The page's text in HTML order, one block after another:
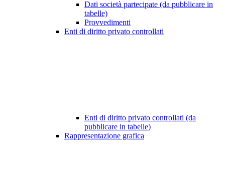
Dati società partecipate (da pubblicare in
tabelle)
Provvedimenti
Enti di diritto privato controllati
Enti di diritto privato controllati (da
pubblicare in tabelle)
Rappresentazione grafica